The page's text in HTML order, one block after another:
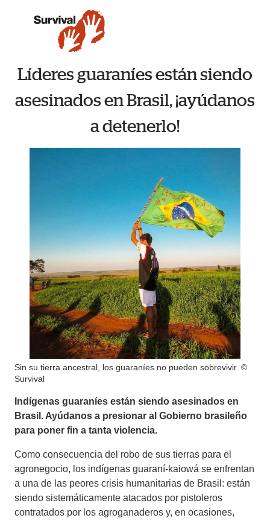
Líderes guaraníes están siendo
asesinados en Brasil, ¡ayúdanos
a detenerlo!
Sin su tierra ancestral, los guaraníes no pueden sobrevivir. ©
Survival
Indígenas guaraníes están siendo asesinados en
Brasil. Ayúdanos a presionar al Gobierno brasileño
para poner fin a tanta violencia.
Como consecuencia del robo de sus tierras para el
agronegocio, los indígenas guaraní-kaiowá se enfrentan
a una de las peores crisis humanitarias de Brasil: están
siendo sistemáticamente atacados por pistoleros
contratados por los agroganaderos y, en ocasiones,